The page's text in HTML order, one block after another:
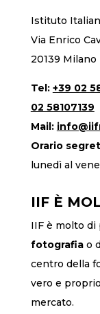
Istituto
Via Enrico
20139 Milano
Tel: +39 02
02 58107139
Mail:
Orario
lunedì al
IIF È
IIF è molto di
fotografiao
centro della
vero e
mercato.